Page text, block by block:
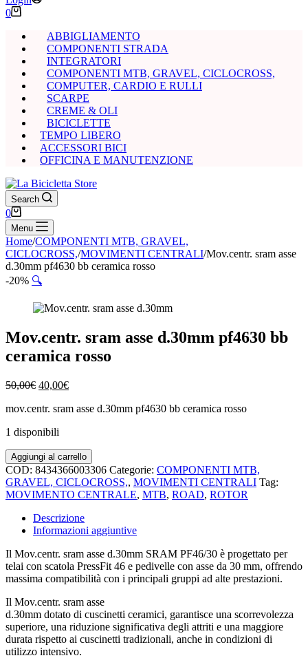
Carrello
0
ABBIGLIAMENTO
COMPONENTI STRADA
INTEGRATORI
COMPONENTI MTB, GRAVEL, CICLOCROSS,
COMPUTER, CARDIO E RULLI
SCARPE
CREME & OLI
BICICLETTE
TEMPO LIBERO
ACCESSORI BICI
OFFICINA E MANUTENZIONE
Search
Carrello
0
Menu
Home/COMPONENTI MTB, GRAVEL,
CICLOCROSS,/MOVIMENTI CENTRALI/Mov.centr. sram asse
d.30mm pf4630 bb ceramica rosso
-20% 🔍
Mov.centr. sram asse d.30mm pf4630 bb
ceramica rosso
50,00€ Il
originale
50,00€.
40,00€Il
attuale
mov.centr. sram asse d.30mm pf4630 bb ceramica rosso
1 disponibili
Mov.centr.
sram
asse
d.30mm
ceramica
quantità
Aggiungi al carrello
COD: 8434366003306 Categorie: COMPONENTI MTB,
GRAVEL, CICLOCROSS,, MOVIMENTI CENTRALI Tag:
MOVIMENTO CENTRALE, MTB, ROAD, ROTOR
Descrizione
Informazioni aggiuntive
Il Mov.centr. sram asse d.30mm SRAM PF46/30 è progettato per
telai con scatola PressFit 46 e pedivelle con asse da 30 mm, offrendo
massima compatibilità con i principali gruppi ad alte prestazioni.
Il Mov.centr. sram asse
d.30mm dotato di cuscinetti ceramici, garantisce una scorrevolezza
superiore, una riduzione significativa degli attriti e una maggiore
durata rispetto ai cuscinetti tradizionali, anche in condizioni di
utilizzo intensivo.